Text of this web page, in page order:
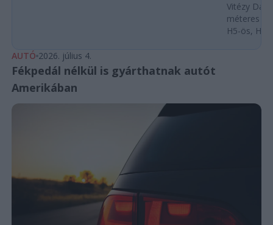
Vitézy
méteres
H5-ös, H6-
AUTÓ 2026. július 4.
Fékpedál nélkül is gyárthatnak autót
Amerikában